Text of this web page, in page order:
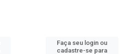
Faça seu login ou
cadastre-se para